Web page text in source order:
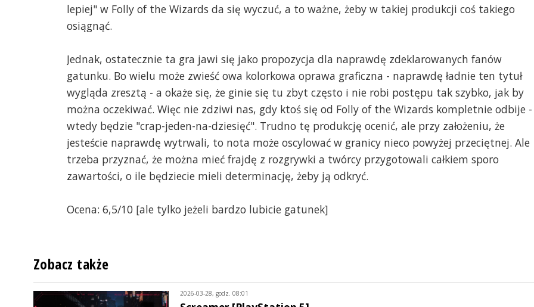
lepiej" w Folly of the Wizards da się wyczuć, a to ważne, żeby w takiej produkcji coś takiego
osiągnąć.
Jednak, ostatecznie ta gra jawi się jako propozycja dla naprawdę zdeklarowanych fanów
gatunku. Bo wielu może zwieść owa kolorkowa oprawa graficzna - naprawdę ładnie ten tytuł
wygląda zresztą - a okaże się, że ginie się tu zbyt często i nie robi postępu tak szybko, jak by
można oczekiwać. Więc nie zdziwi nas, gdy ktoś się od Folly of the Wizards kompletnie odbije
wtedy będzie "crap-jeden-na-dziesięć". Trudno tę produkcję ocenić, ale przy założeniu, że
jesteście naprawdę wytrwali, to nota może oscylować w granicy nieco powyżej przeciętnej. Ale
trzeba przyznać, że można mieć frajdę z rozgrywki a twórcy przygotowali całkiem sporo
zawartości, o ile będziecie mieli determinację, żeby ją odkryć.
Ocena: 6,5/10 [ale tylko jeżeli bardzo lubicie gatunek]
Zobacz także
2026-03-28, godz. 08:01